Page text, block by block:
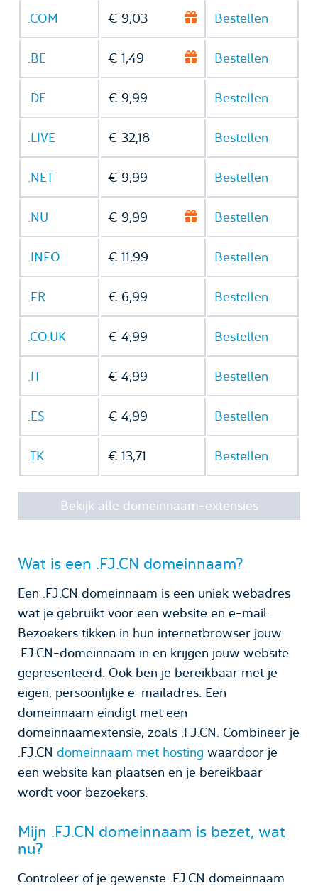
.COM € 9,03 Bestellen
.BE € 1,49 Bestellen
.DE € 9,99 Bestellen
.LIVE € 32,18 Bestellen
.NET € 9,99 Bestellen
.NU € 9,99 Bestellen
.INFO € 11,99 Bestellen
.FR € 6,99 Bestellen
.CO.UK € 4,99 Bestellen
.IT € 4,99 Bestellen
.ES € 4,99 Bestellen
.TK € 13,71 Bestellen
Bekijk alle domeinnaam-extensies
Wat is een .FJ.CN domeinnaam?
Een .FJ.CN domeinnaam is een uniek webadres
wat je gebruikt voor een website en e-mail.
Bezoekers tikken in hun internetbrowser jouw
.FJ.CN-domeinnaam in en krijgen jouw website
gepresenteerd. Ook ben je bereikbaar met je
eigen, persoonlijke e-mailadres. Een
domeinnaam eindigt met een
domeinnaamextensie, zoals .FJ.CN. Combineer je
.FJ.CN domeinnaam met hosting waardoor je
een website kan plaatsen en je bereikbaar
wordt voor bezoekers.
Mijn .FJ.CN domeinnaam is bezet, wat
nu?
Controleer of je gewenste .FJ.CN domeinnaam